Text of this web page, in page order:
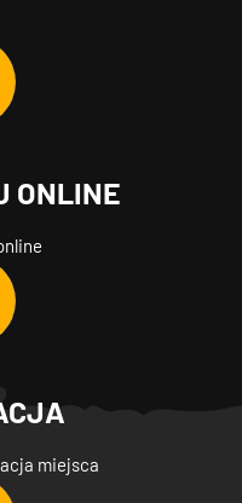
ONLINE
miejsca